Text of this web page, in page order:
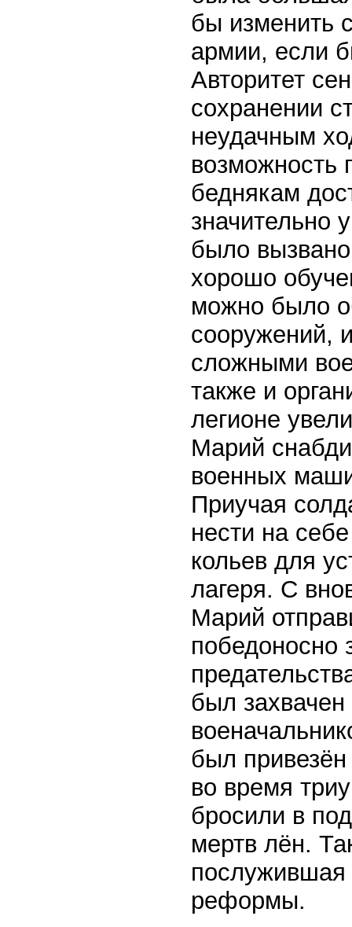
бы изменить
армии, если
Авторитет
сохранении
неудачным
возможность
беднякам
значительно
было
хорошо
можно было
сооружений,
сложными
также и
легионе
Марий
военных
Приучая
нести на
кольев для
лагеря. С
Марий
победоносно
был
был
во время
бросили в
мертв лён.
послужившая
реформы.